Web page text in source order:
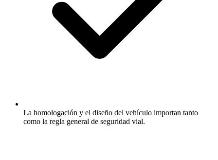
La homologación y el diseño del vehículo importan tanto
como la regla general de seguridad vial.